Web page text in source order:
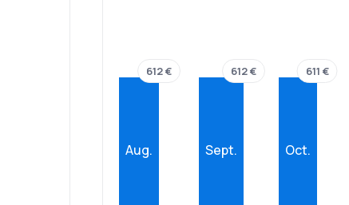
Aug.
612 €
Sept.
612 €
Oct.
611 €